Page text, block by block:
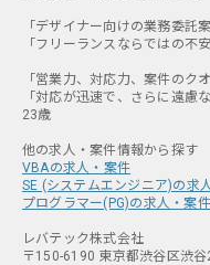
「デザイナー向けの業務委託
「フリーランスならではの
「営業力、対応力、案件のク
「対応が迅速で、さらに遠
23歳
VBAの求人・案件
SE (システムエンジニア)の求
プログラマー(PG)の求人・案件
レバテック株式会社
〒150-6190 東京都渋谷区渋